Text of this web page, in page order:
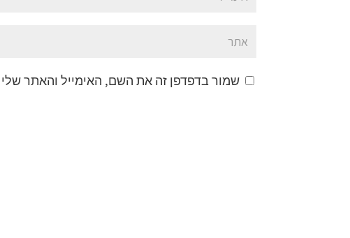
שמור בדפדפן זה את השם, האימייל והאתר